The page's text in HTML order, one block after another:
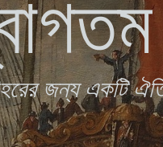
জন্য একটি